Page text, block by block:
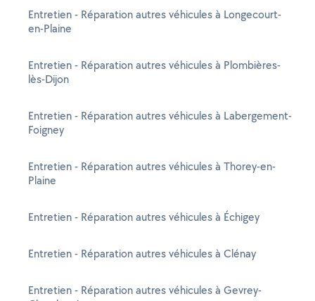
Entretien - Réparation autres véhicules à Longecourt-
en-Plaine
Entretien - Réparation autres véhicules à Plombières-
lès-Dijon
Entretien - Réparation autres véhicules à Labergement-
Foigney
Entretien - Réparation autres véhicules à Thorey-en-
Plaine
Entretien - Réparation autres véhicules à Échigey
Entretien - Réparation autres véhicules à Clénay
Entretien - Réparation autres véhicules à Gevrey-